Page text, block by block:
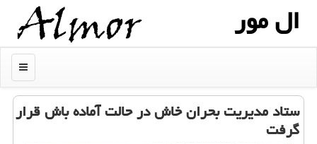
ال مور
منو
ستاد مدیریت بحران خاش در حالت آماده باش قرار
گرفت